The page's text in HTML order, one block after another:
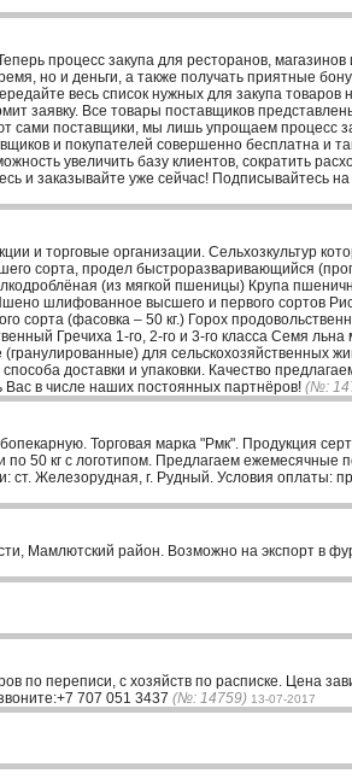
процесс закупа для ресторанов, магазинов
но и деньги, а также получать приятные
весь список нужных для закупа товаров
заявку. Все товары поставщиков
сами поставщики, мы лишь упрощаем процесс
и покупателей совершенно бесплатна и
увеличить базу клиентов, сократить
и заказывайте уже сейчас! Подписывайтесь
и торговые организации. Сельхозкультур
сорта, продел быстроразваривающийся
(из мягкой пшеницы) Крупа
шлифованное высшего и первого сортов
сорта (фасовка – 50 кг.) Горох
Гречиха 1-го, 2-го и 3-го класса Семя льна
для сельскохозяйственных
доставки и упаковки. Качество
в числе наших постоянных партнёров! (№:
Торговая марка "Рмк". Продукция
50 кг с логотипом. Предлагаем ежемесячные
ст. Железорудная, г. Рудный. Условия оплаты:
Мамлютский район. Возможно на экспорт в
по переписи, с хозяйств по расписке. Цена
707 051 3437 (№: 14759) 13-07-2017